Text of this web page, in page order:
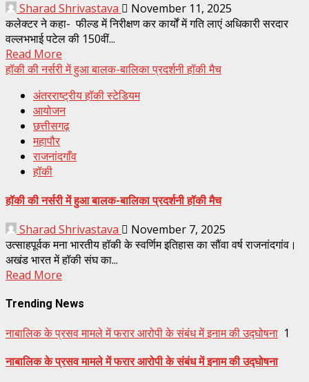
Sharad Shrivastava
November 11, 2025
कलेक्टर ने कहा- फील्ड में निरीक्षण कर कार्यों में गति लाएं अधिकारी सरदार
वल्लभभाई पटेल की 150वीं...
Read More
हॉकी की नर्सरी में हुआ बालक-बालिका प्रदर्शनी हॉकी मैच
अंतरराष्ट्रीय हॉकी स्टेडियम
आयोजन
छत्तीसगढ़
महापौर
राजनांदगाँव
हॉकी
हॉकी की नर्सरी में हुआ बालक-बालिका प्रदर्शनी हॉकी मैच
Sharad Shrivastava
November 7, 2025
उत्साहपूर्वक मना भारतीय हॉकी के स्वर्णिम इतिहास का सौंवा वर्ष राजनांदगांव।
अखंड भारत में हॉकी संघ का...
Read More
Trending News
नाबालिक के प्रसव मामले में फरार आरोपी के संबंध में इनाम की उद्घोषना 1
नाबालिक के प्रसव मामले में फरार आरोपी के संबंध में इनाम की उद्घोषना